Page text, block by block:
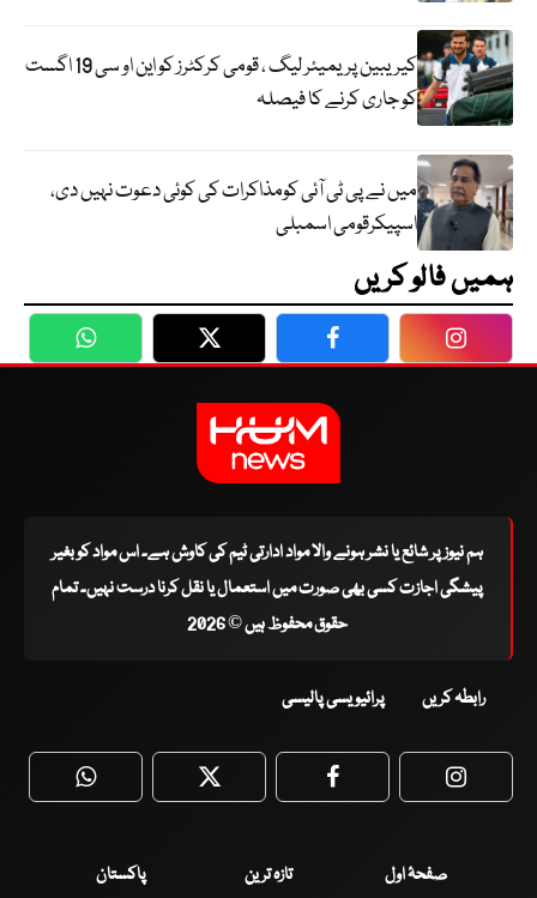
کیریبین پریمیئر لیگ ، قومی کرکٹرز کو این او سی 19 اگست
کو جاری کرنے کا فیصلہ
میں نے پی ٹی آئی کومذاکرات کی کوئی دعوت نہیں دی،
اسپیکرقومی اسمبلی
ہمیں فالو کریں
WhatsApp Twitter Facebook
ہم نیوز پر شائع یا نشر ہونے والا مواد ادارتی ٹیم کی کاوش ہے۔ اس مواد کو بغیر
پیشگی اجازت کسی بھی صورت میں استعمال یا نقل کرنا درست نہیں۔ تمام
حقوق محفوظ ہیں © 2026
رابطہ کریں پرائیویسی پالیسی
WhatsApp Twitter Facebook
صفحۂ اول تازہ ترین
پاکستان